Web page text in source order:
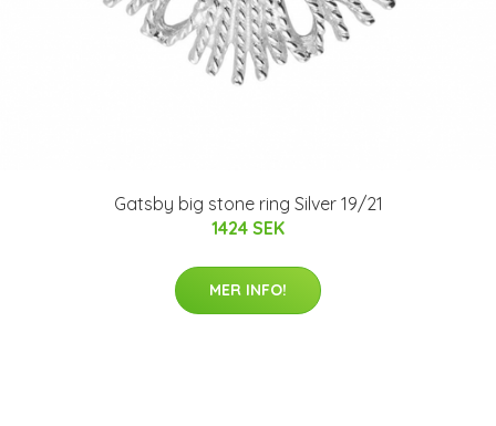
Gatsby big stone ring Silver 19/21
1424 SEK
MER INFO!